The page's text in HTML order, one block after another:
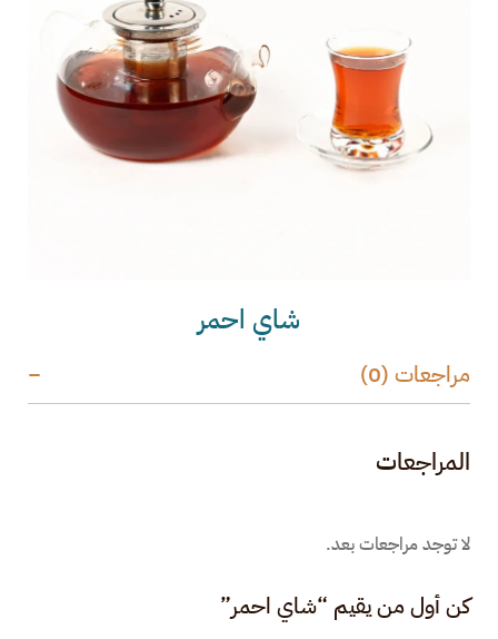
شاي احمر
مراجعات (0)
المراجعات
لا توجد مراجعات بعد.
كن أول من يقيم “شاي احمر”